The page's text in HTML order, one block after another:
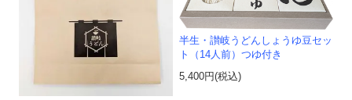
半生・讃岐うどんしょうゆ豆セッ
ト（14人前）つゆ付き
5,400円(税込)